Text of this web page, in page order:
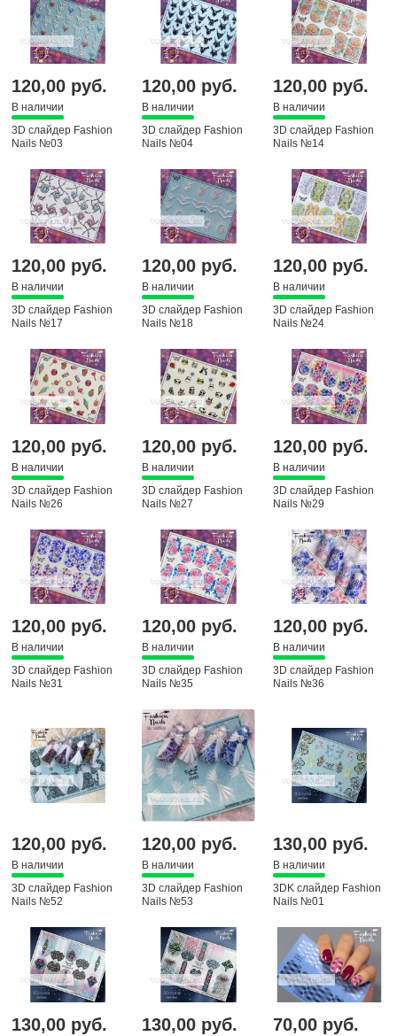
120,00 руб.
В наличии
3D слайдер Fashion
Nails №03
120,00 руб.
В наличии
3D слайдер Fashion
Nails №04
120,00 руб.
В наличии
3D слайдер Fashion
Nails №14
120,00 руб.
В наличии
3D слайдер Fashion
Nails №17
120,00 руб.
В наличии
3D слайдер Fashion
Nails №18
120,00 руб.
В наличии
3D слайдер Fashion
Nails №24
120,00 руб.
В наличии
3D слайдер Fashion
Nails №26
120,00 руб.
В наличии
3D слайдер Fashion
Nails №27
120,00 руб.
В наличии
3D слайдер Fashion
Nails №29
120,00 руб.
В наличии
3D слайдер Fashion
Nails №31
120,00 руб.
В наличии
3D слайдер Fashion
Nails №35
120,00 руб.
В наличии
3D слайдер Fashion
Nails №36
120,00 руб.
В наличии
3D слайдер Fashion
Nails №52
120,00 руб.
В наличии
3D слайдер Fashion
Nails №53
130,00 руб.
В наличии
3DK слайдер Fashion
Nails №01
130,00 руб. 130,00 руб. 70,00 руб.